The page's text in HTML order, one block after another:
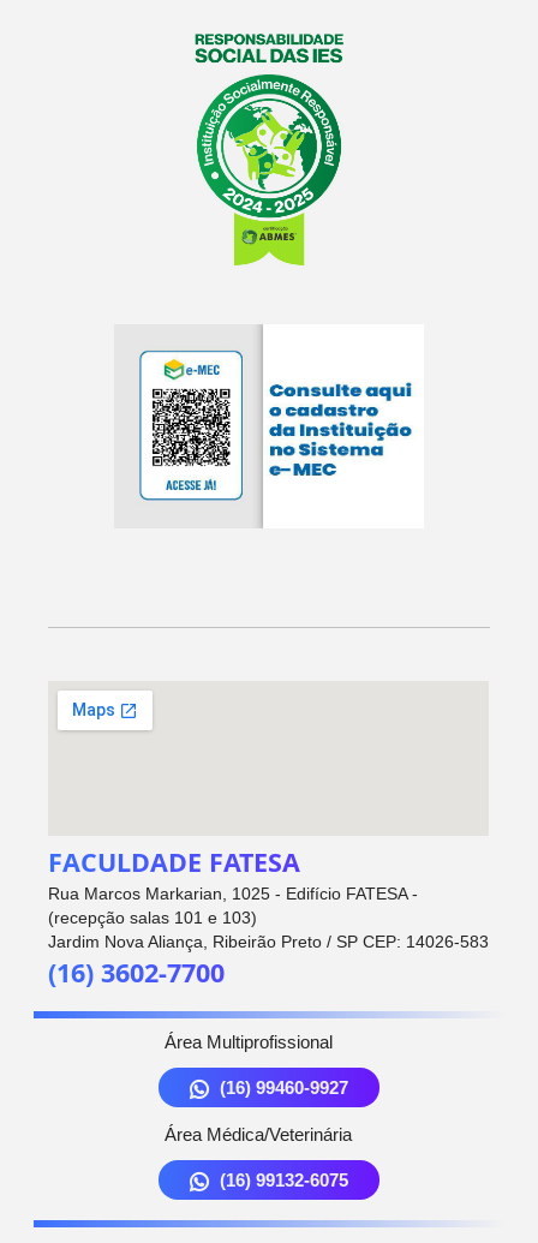
FACULDADE FATESA
Rua Marcos Markarian, 1025 - Edifício FATESA -
(recepção salas 101 e 103)
Jardim Nova Aliança, Ribeirão Preto / SP CEP: 14026-583
(16) 3602-7700
Área Multiprofissional
(16) 99460-9927
Área Médica/Veterinária
(16) 99132-6075